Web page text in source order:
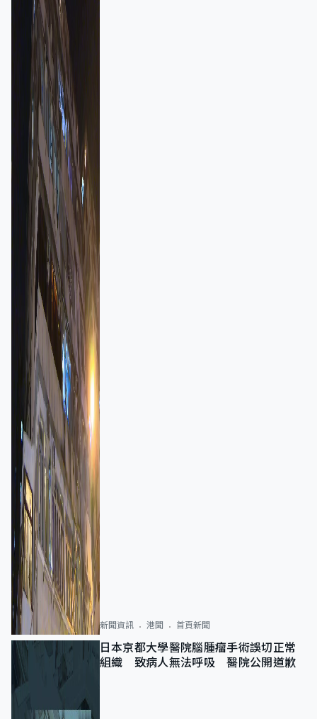
新聞資訊 港聞 首頁新聞
日本京都大學醫院腦腫瘤手術誤切正常
組織 致病人無法呼吸 醫院公開道歉